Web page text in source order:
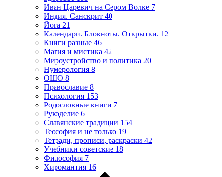
Иван Царевич на Сером Волке 7
Индия. Санскрит 40
Йога 21
Календари. Блокноты. Открытки. 12
Книги разные 46
Магия и мистика 42
Мироустройство и политика 20
Нумерология 8
ОШО 8
Православие 8
Психология 153
Родословные книги 7
Рукоделие 6
Славянские традиции 154
Теософия и не только 19
Тетради, прописи, раскраски 42
Учебники советские 18
Философия 7
Хиромантия 16